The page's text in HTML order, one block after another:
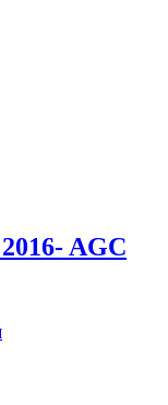
AGC